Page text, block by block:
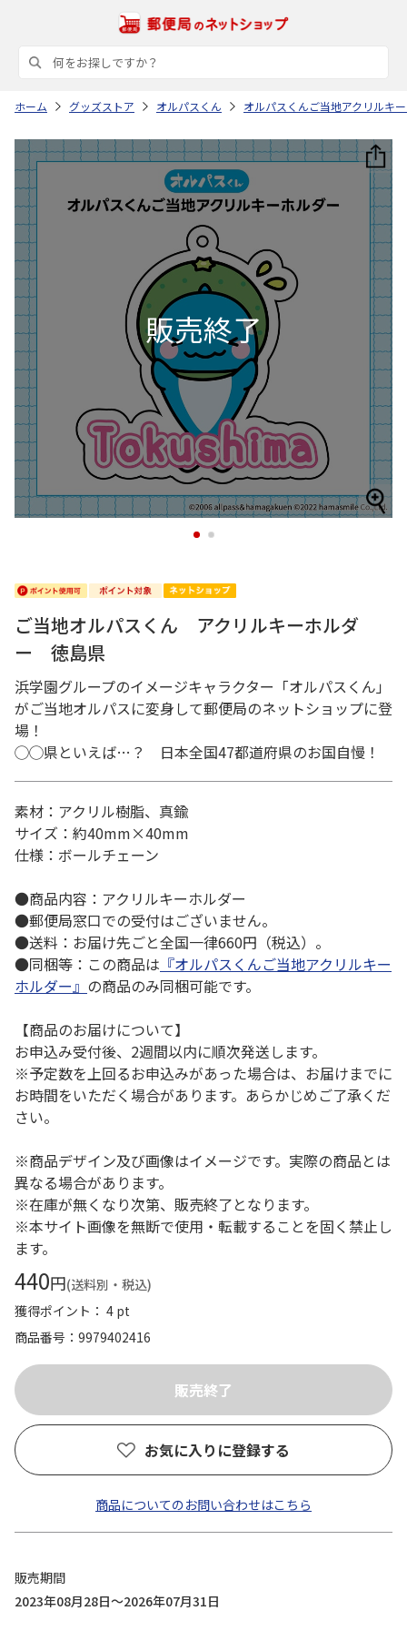
ホーム グッズストア オルパスくん オルパスくんご当地アクリルキ
1 2
ご当地オルパスくん アクリルキーホルダ
ー 徳島県
浜学園グループのイメージキャラクター「オルパスくん」
がご当地オルパスに変身して郵便局のネットショップに登
場！
◯◯県といえば…？ 日本全国47都道府県のお国自慢！
素材：アクリル樹脂、真鍮
サイズ：約40mm×40mm
仕様：ボールチェーン
●商品内容：アクリルキーホルダー
●郵便局窓口での受付はございません。
●送料：お届け先ごと全国一律660円（税込）。
●同梱等：この商品は 『オルパスくんご当地アクリルキー
ホルダー』 の商品のみ同梱可能です。
【商品のお届けについて】
お申込み受付後、2週間以内に順次発送します。
※予定数を上回るお申込みがあった場合は、お届けまでに
お時間をいただく場合があります。あらかじめご了承くだ
さい。
※商品デザイン及び画像はイメージです。実際の商品とは
異なる場合があります。
※在庫が無くなり次第、販売終了となります。
※本サイト画像を無断で使用・転載することを固く禁止し
ます。
440円(送料別・税込)
獲得ポイント： 4 pt
商品番号
9979402416
お気に入りに登録する
商品についてのお問い合わせはこちら
販売期間
2023年08月28日～2026年07月31日